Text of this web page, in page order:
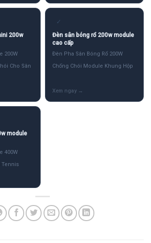
200w
200W
Cho Sân
✓
Đèn sân bóng rổ 200w module
cao cấp
Đèn Pha Sân Bóng Rổ 200W
Chống Chói Module Khung Hộp
module
400W
Tennis